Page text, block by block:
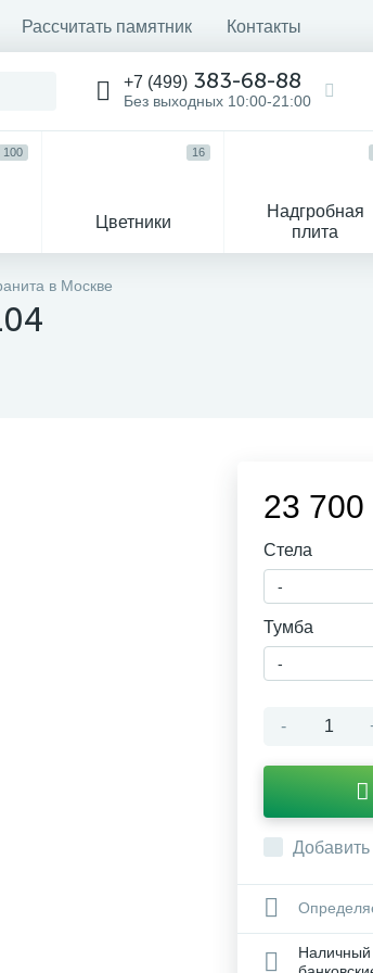
Рассчитать памятник Контакты
+7 (499) 383-68-88
Без выходных 10:00-21:00
100
Цветники
16
Надгробная
плита
в Москве
23 700
Стела
-
Тумба
-
-
Наличный